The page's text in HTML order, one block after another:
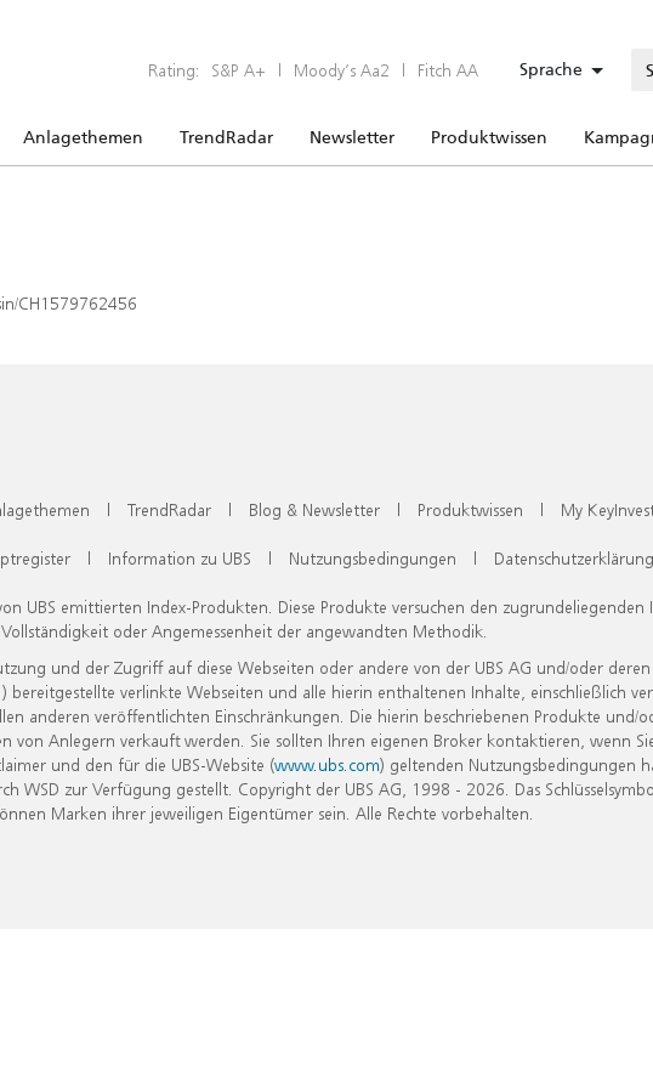
Rating: S&P A+ | Moody’s Aa2 | Fitch AA Sprache
Anlagethemen TrendRadar Newsletter Produktwissen
CH1579762456
| TrendRadar | Blog & Newsletter | Produktwissen | My
| Information zu UBS | Nutzungsbedingungen | Datenschutzerklärung
UBS emittierten Index-Produkten. Diese Produkte versuchen den zugrundeliegenden
oder Angemessenheit der angewandten Methodik.
und der Zugriff auf diese Webseiten oder andere von der UBS AG und/oder
verlinkte Webseiten und alle hierin enthaltenen Inhalte, einschließlich
anderen veröffentlichten Einschränkungen. Die hierin beschriebenen Produkte und/
Anlegern verkauft werden. Sie sollten Ihren eigenen Broker kontaktieren, wenn
und den für die UBS-Website (www.ubs.com) geltenden Nutzungsbedingungen
zur Verfügung gestellt. Copyright der UBS AG, 1998 - 2026. Das
Marken ihrer jeweiligen Eigentümer sein. Alle Rechte vorbehalten.